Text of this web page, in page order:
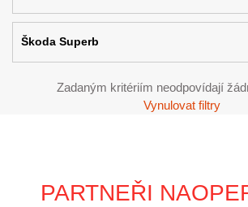
Škoda Superb
Zadaným kritériím neodpovídají
Vynulovat filtry
PARTNEŘI